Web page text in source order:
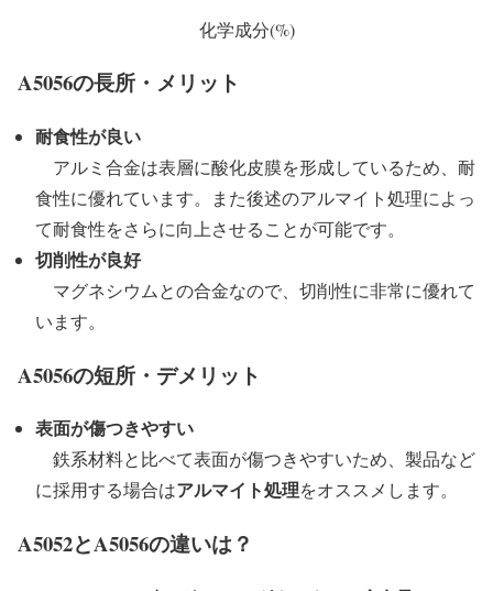
化学成分(%)
A5056の長所・メリット
耐食性が良い
アルミ合金は表層に酸化皮膜を形成しているため、耐
食性に優れています。また後述のアルマイト処理によっ
て耐食性をさらに向上させることが可能です。
切削性が良好
マグネシウムとの合金なので、切削性に非常に優れて
います。
A5056の短所・デメリット
表面が傷つきやすい
鉄系材料と比べて表面が傷つきやすいため、製品など
に採用する場合はアルマイト処理をオススメします。
A5052とA5056の違いは？